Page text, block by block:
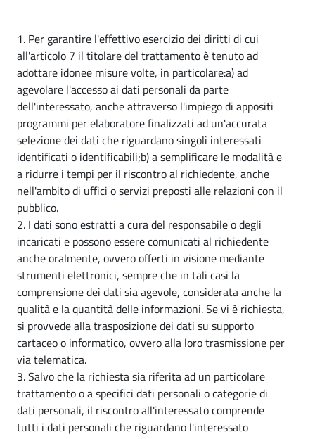
1. Per garantire l'effettivo esercizio dei diritti di cui
all'articolo 7 il titolare del trattamento è tenuto ad
adottare idonee misure volte, in particolare:a) ad
agevolare l'accesso ai dati personali da parte
dell'interessato, anche attraverso l'impiego di appositi
programmi per elaboratore finalizzati ad un'accurata
selezione dei dati che riguardano singoli interessati
identificati o identificabili;b) a semplificare le modalità e
a ridurre i tempi per il riscontro al richiedente, anche
nell'ambito di uffici o servizi preposti alle relazioni con il
pubblico.
2. I dati sono estratti a cura del responsabile o degli
incaricati e possono essere comunicati al richiedente
anche oralmente, ovvero offerti in visione mediante
strumenti elettronici, sempre che in tali casi la
comprensione dei dati sia agevole, considerata anche la
qualità e la quantità delle informazioni. Se vi è richiesta,
si provvede alla trasposizione dei dati su supporto
cartaceo o informatico, ovvero alla loro trasmissione per
via telematica.
3. Salvo che la richiesta sia riferita ad un particolare
trattamento o a specifici dati personali o categorie di
dati personali, il riscontro all'interessato comprende
tutti i dati personali che riguardano l'interessato